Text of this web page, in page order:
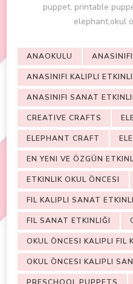
puppet, printable
elephant,okul
ANAOKULU
ANASINIFI KALIPLI
ANASINIFI SANAT
CREATIVE CRAFTS
ELEPHANT CRAFT
EN YENI VE ÖZGÜN
ETKINLIK OKUL ÖNCESI
FIL KALIPLI SANAT
FIL SANAT ETKINLIĞI
OKUL ÖNCESI KALIPLI FIL
OKUL ÖNCESI KALIPLI